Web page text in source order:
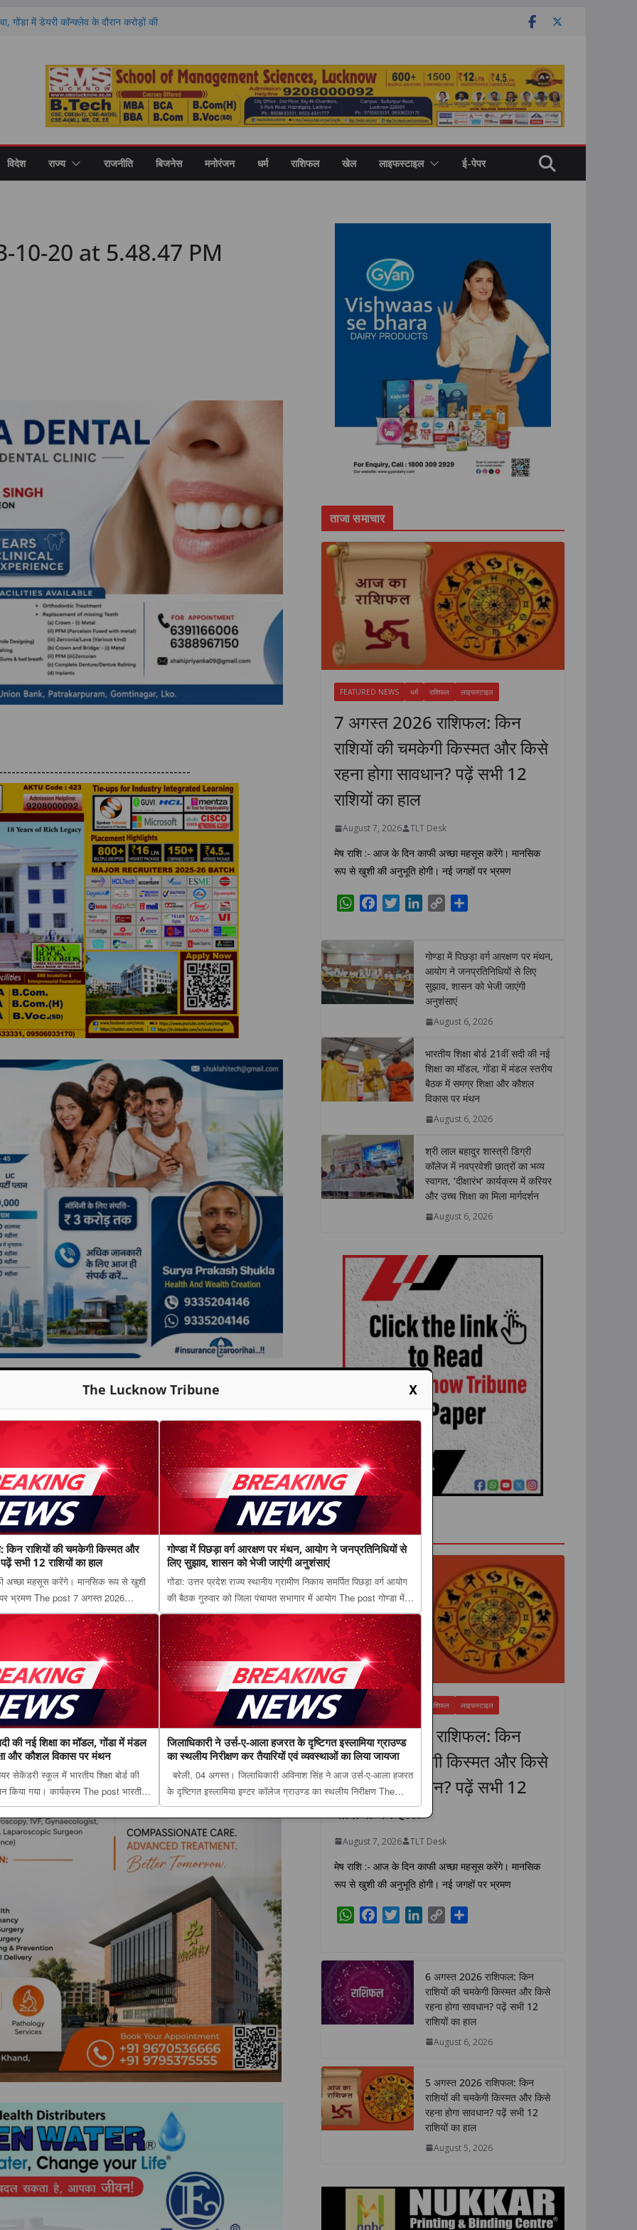
गोंडा में डेयरी कॉन्क्लेव के दौरान करोड़ों की
हाल
मंथन, आयोग ने जनप्रतिनिधियों से लिए सुझाव,
की नई शिक्षा का मॉडल, गोंडा में मंडल स्तरीय बैठक में
उच्च शिक्षा का मिला मार्गदर्शन
विदेश राज्य राजनीति बिजनेस मनोरंजन धर्म राशिफल खेल लाइफस्टाइल ई-पेपर
10-20 at 5.48.47 PM
ताजा समाचार
FEATURED NEWS धर्म राशिफल लाइफस्टाइल
7 अगस्त 2026 राशिफल: किन
राशियों की चमकेगी किस्मत और किसे
रहना होगा सावधान? पढ़ें सभी 12
राशियों का हाल
August 7, 2026 TLT Desk
मेष राशि :- आज के दिन काफी अच्छा महसूस करेंगे। मानसिक
रूप से खुशी की अनुभूति होगी। नई जगहों पर भ्रमण
W
a
t
s
A
p
c
e
b
o
o
i
t
t
e
r
k
e
d
I
n
y
L
i
n
k
r
e
गोण्डा में पिछड़ा वर्ग आरक्षण पर मंथन,
आयोग ने जनप्रतिनिधियों से लिए
सुझाव, शासन को भेजी जाएंगी
अनुशंसाएं
August 6, 2026
भारतीय शिक्षा बोर्ड 21वीं सदी की नई
शिक्षा का मॉडल, गोंडा में मंडल स्तरीय
बैठक में समग्र शिक्षा और कौशल
विकास पर मंथन
August 6, 2026
श्री लाल बहादुर शास्त्री डिग्री
कॉलेज में नवप्रवेशी छात्रों का भव्य
स्वागत, ‘दीक्षारंभ’ कार्यक्रम में करियर
और उच्च शिक्षा का मिला मार्गदर्शन
August 6, 2026
राशिफल
FEATURED NEWS राशिफल लाइफस्टाइल
7 अगस्त 2026 राशिफल: किन
राशियों की चमकेगी किस्मत और किसे
रहना होगा सावधान? पढ़ें सभी 12
राशियों का हाल
August 7, 2026 TLT Desk
मेष राशि :- आज के दिन काफी अच्छा महसूस करेंगे। मानसिक
रूप से खुशी की अनुभूति होगी। नई जगहों पर भ्रमण
W
t
s
A
p
e
b
o
o
t
t
e
r
e
d
I
n
L
i
n
e
6 अगस्त 2026 राशिफल: किन
राशियों की चमकेगी किस्मत और किसे
रहना होगा सावधान? पढ़ें सभी 12
राशियों का हाल
August 6, 2026
5 अगस्त 2026 राशिफल: किन
राशियों की चमकेगी किस्मत और किसे
रहना होगा सावधान? पढ़ें सभी 12
राशियों का हाल
August 5, 2026
The Lucknow Tribune X
राशियों की चमकेगी किस्मत और
सभी 12 राशियों का हाल
अच्छा महसूस करेंगे। मानसिक रूप से खुशी
पर भ्रमण The post 7 अगस्त 2026
किस्मत और किसे रहना होगा सावधान?
appeared first on The Lucknow
गोण्डा में पिछड़ा वर्ग आरक्षण पर मंथन, आयोग ने जनप्रतिनिधियों से
लिए सुझाव, शासन को भेजी जाएंगी अनुशंसाएं
गोंडा: उत्तर प्रदेश राज्य स्थानीय ग्रामीण निकाय समर्पित पिछड़ा वर्ग आयोग
की बैठक गुरुवार को जिला पंचायत सभागार में आयोग The post गोण्डा में
पिछड़ा वर्ग आरक्षण पर मंथन, आयोग ने जनप्रतिनिधियों से लिए सुझाव,
शासन को भेजी जाएंगी अनुशंसाएं appeared first ...
की नई शिक्षा का मॉडल, गोंडा में मंडल
और कौशल विकास पर मंथन
सेकेंडरी स्कूल में भारतीय शिक्षा बोर्ड की
गया। कार्यक्रम The post भारतीय
शिक्षा का मॉडल, गोंडा में मंडल स्तरीय बैठक में
पर मंथन appear...
जिलाधिकारी ने उर्स-ए-आला हजरत के दृष्टिगत इस्लामिया ग्राउण्ड
का स्थलीय निरीक्षण कर तैयारियों एवं व्यवस्थाओं का लिया जायजा
बरेली, 04 अगस्त। जिलाधिकारी अविनाश सिंह ने आज उर्स-ए-आला हजरत
के दृष्टिगत इस्लामिया इण्टर कॉलेज ग्राउण्ड का स्थलीय निरीक्षण The
post जिलाधिकारी ने उर्स-ए-आला हजरत के दृष्टिगत इस्लामिया ग्राउण्ड का